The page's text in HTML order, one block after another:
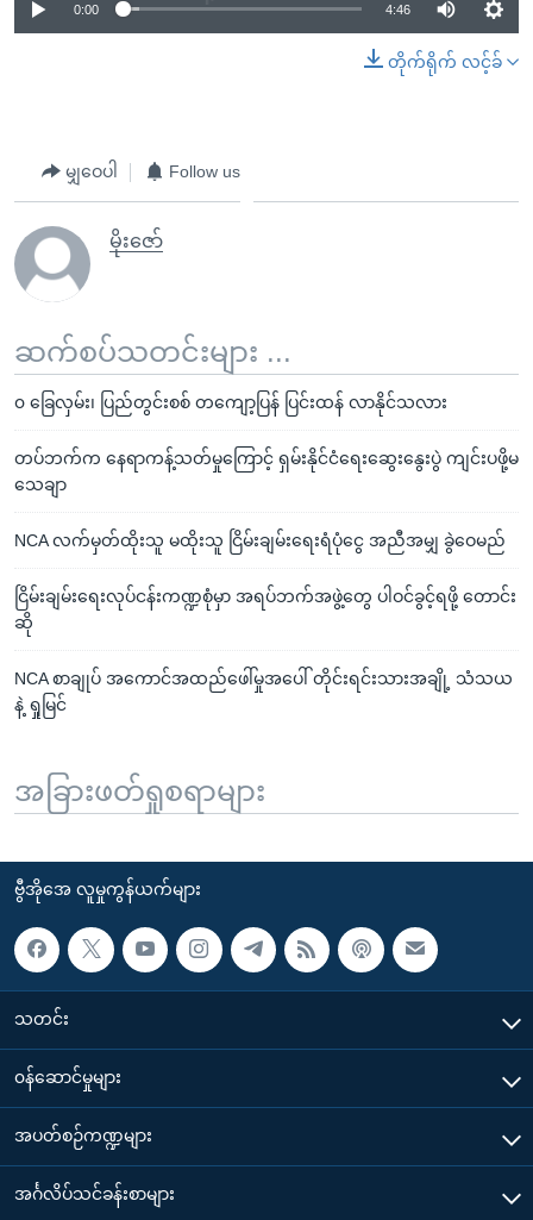
0:00 4:46
တိုက်ရိုက် လင့်ခ်
မျှဝေပါ Follow us
မိုးဇော်
ဆက်စပ်သတင်းများ ...
၀ ခြေလှမ်း၊ ပြည်တွင်းစစ် တကျော့ပြန် ပြင်းထန် လာနိုင်သလား
တပ်ဘက်က နေရာကန့်သတ်မှုကြောင့် ရှမ်းနိုင်ငံရေးဆွေးနွေးပွဲ ကျင်းပဖို့မ
သေချာ
NCA လက်မှတ်ထိုးသူ မထိုးသူ ငြိမ်းချမ်းရေးရံပုံငွေ အညီအမျှ ခွဲဝေမည်
ငြိမ်းချမ်းရေးလုပ်ငန်းကဏ္ဍစုံမှာ အရပ်ဘက်အဖွဲ့တွေ ပါဝင်ခွင့်ရဖို့ တောင်း
ဆို
NCA စာချုပ် အကောင်အထည်ဖေါ်မှုအပေါ် တိုင်းရင်းသားအချို့ သံသယ
နဲ့ ရှုမြင်
အခြားဖတ်ရှုစရာများ
ဗွီအိုအေ လူမှုကွန်ယက်များ
သတင်း
၀န်ဆောင်မှုများ
အပတ်စဉ်ကဏ္ဍများ
အင်္ဂလိပ်သင်ခန်းစာများ